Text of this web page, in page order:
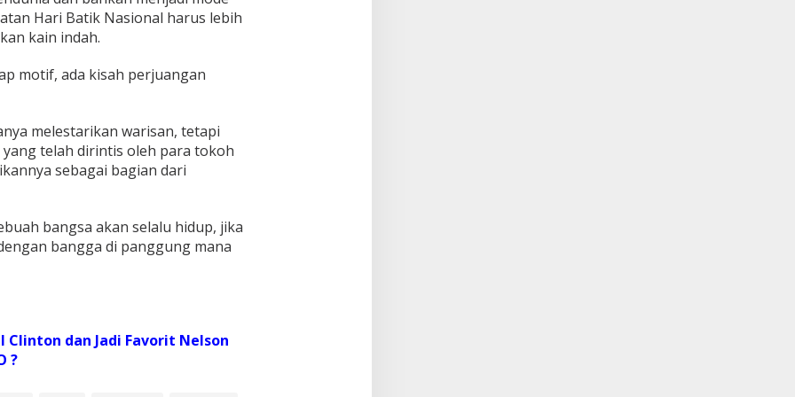
Hari Batik Nasional harus lebih
kain indah.
motif, ada kisah perjuangan
melestarikan warisan, tetapi
telah dirintis oleh para tokoh
sebagai bagian dari
bangsa akan selalu hidup, jika
bangga di panggung mana
dan Jadi Favorit Nelson
?